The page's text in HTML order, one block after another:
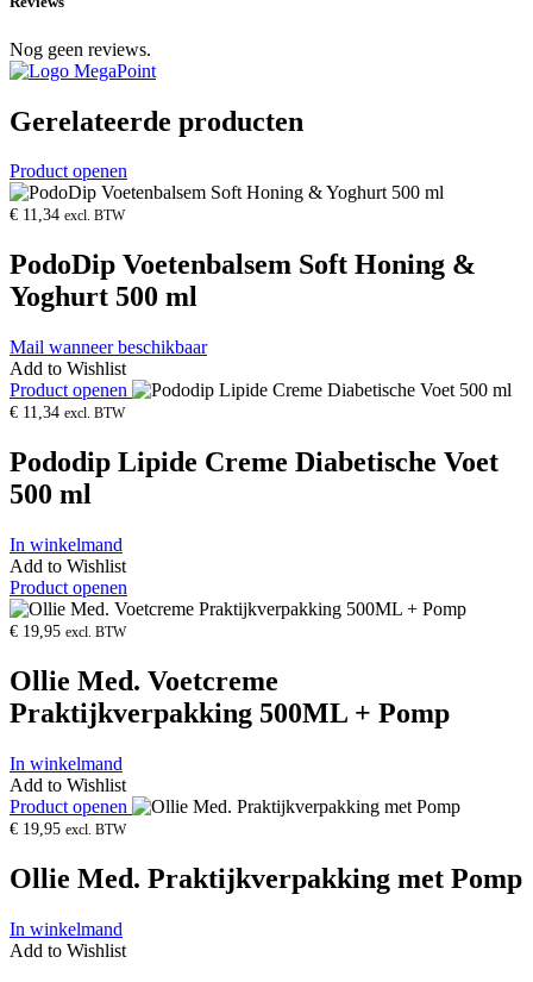
Nog geen reviews.
Gerelateerde producten
Product openen
€ 11,34 excl. BTW
PodoDip Voetenbalsem Soft Honing &
Yoghurt 500 ml
Mail wanneer beschikbaar
Add to Wishlist
Product openen
€ 11,34 excl. BTW
Pododip Lipide Creme Diabetische Voet
500 ml
In winkelmand
Add to Wishlist
Product openen
€ 19,95 excl. BTW
Ollie Med. Voetcreme
Praktijkverpakking 500ML + Pomp
In winkelmand
Add to Wishlist
Product openen
€ 19,95 excl. BTW
Ollie Med. Praktijkverpakking met Pomp
In winkelmand
Add to Wishlist